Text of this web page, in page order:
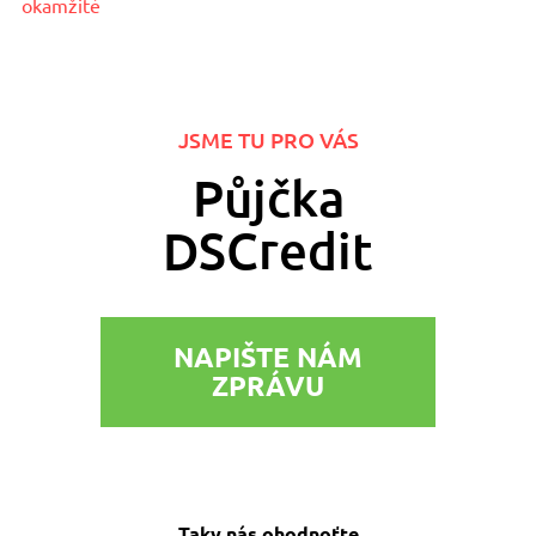
JSME TU PRO VÁS
Půjčka
DSCredit
NAPIŠTE NÁM
ZPRÁVU